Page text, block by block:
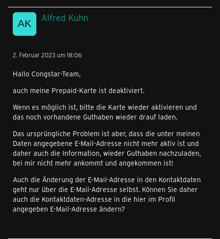
Alfred Kuhn
2. Februar 2023 um 18:06
Hallo Congstar-Team,
auch meine Prepaid-Karte ist deaktiviert.
Wenn es möglich ist, bitte die Karte wieder aktivieren und
das noch vorhandene Guthaben wieder drauf laden.
Das ursprüngliche Problem ist aber, dass die unter meinen
Daten angegebene E-Mail-Adresse nicht mehr aktiv ist und
daher auch die Information, wieder Guthaben nachzuladen,
bei mir nicht mehr ankommt und angekommen ist!
Auch die Änderung der E-Mail-Adresse in den Kontaktdaten
geht nur über die E-Mail-Adresse selbst. Können Sie daher
auch die Kontaktdaten-Adresse in die hier im Profil
angegeben E-Mail-Adresse ändern?